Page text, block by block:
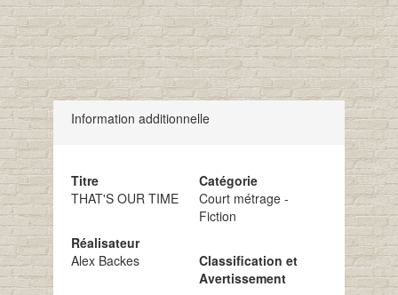
Information additionnelle
Titre
THAT'S OUR TIME
Réalisateur
Alex Backes
Catégorie
Court métrage -
Fiction
Classification et
Avertissement